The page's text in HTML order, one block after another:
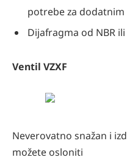
potrebe za
Dijafragma od NBR ili
Ventil VZXF
Neverovatno snažan i
možete osloniti